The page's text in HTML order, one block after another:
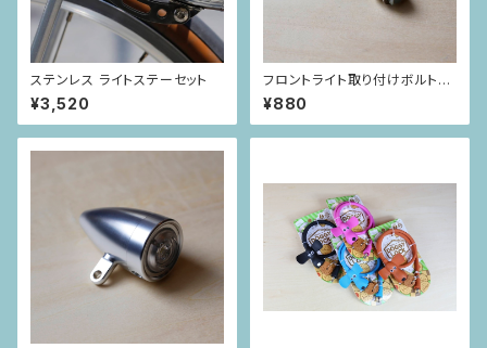
ステンレス ライトステーセット
¥3,520
フロントライト取り付けボルトセ
ット
¥880